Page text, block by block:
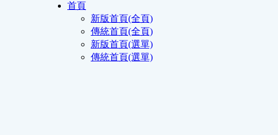
首頁
新版首頁(全頁)
傳統首頁(全頁)
新版首頁(選單)
傳統首頁(選單)